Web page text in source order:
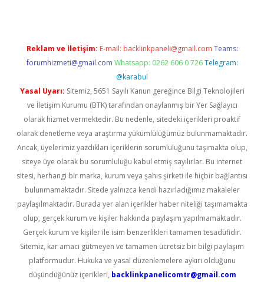
Reklam ve İletişim: E-mail: backlinkpaneli@gmail.com Teams:
forumhizmeti@gmail.com Whatsapp: 0262 606 0 726 Telegram:
@karabul
Yasal Uyarı: Sitemiz, 5651 Sayılı Kanun gereğince Bilgi Teknolojileri
ve İletişim Kurumu (BTK) tarafından onaylanmış bir Yer Sağlayıcı
olarak hizmet vermektedir. Bu nedenle, sitedeki içerikleri proaktif
olarak denetleme veya araştırma yükümlülüğümüz bulunmamaktadır.
Ancak, üyelerimiz yazdıkları içeriklerin sorumluluğunu taşımakta olup,
siteye üye olarak bu sorumluluğu kabul etmiş sayılırlar. Bu internet
sitesi, herhangi bir marka, kurum veya şahıs şirketi ile hiçbir bağlantısı
bulunmamaktadır. Sitede yalnızca kendi hazırladığımız makaleler
paylaşılmaktadır. Burada yer alan içerikler haber niteliği taşımamakta
olup, gerçek kurum ve kişiler hakkında paylaşım yapılmamaktadır.
Gerçek kurum ve kişiler ile isim benzerlikleri tamamen tesadüfidir.
Sitemiz, kar amacı gütmeyen ve tamamen ücretsiz bir bilgi paylaşım
platformudur. Hukuka ve yasal düzenlemelere aykırı olduğunu
düşündüğünüz içerikleri, backlinkpanelicomtr@gmail.com